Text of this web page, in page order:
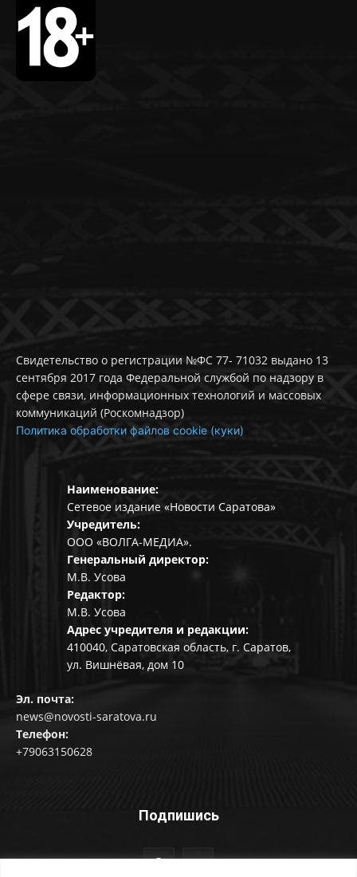
Свидетельство о регистрации №ФС 77- 71032 выдано 13
сентября 2017 года Федеральной службой по надзору в
сфере связи, информационных технологий и массовых
коммуникаций (Роскомнадзор)
Политика обработки файлов cookie (куки)
Наименование:
Сетевое издание «Новости Саратова»
Учредитель:
ООО «ВОЛГА-МЕДИА».
Генеральный директор:
М.В. Усова
Редактор:
М.В. Усова
Адрес учредителя и редакции:
410040, Саратовская область, г. Саратов,
ул. Вишнёвая, дом 10
Эл. почта:
news@novosti-saratova.ru
Телефон:
+79063150628
Подпишись